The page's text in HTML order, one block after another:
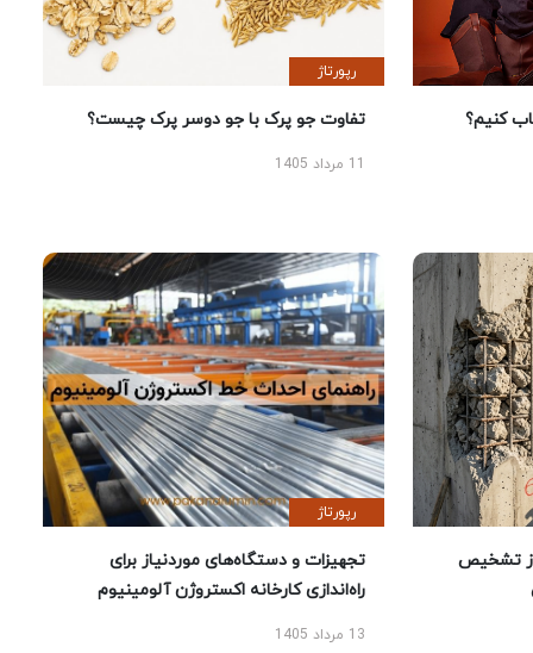
کنیم؟
رپورتاژ
تفاوت جو پرک با جو دوسر پرک چیست؟
تشخیص
رپورتاژ
تجهیزات و دستگاه‌های موردنیاز برای
راه‌اندازی کارخانه اکستروژن آلومینیوم
13 مرداد 1405